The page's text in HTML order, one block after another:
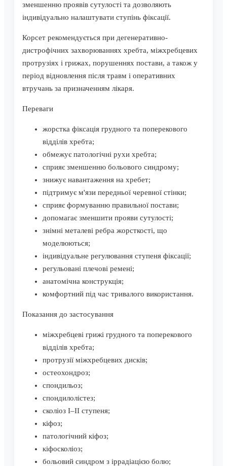
зменшенню проявів сутулості та дозволяють
індивідуально налаштувати ступінь фіксації.
Корсет рекомендується при дегенеративно-
дистрофічних захворюваннях хребта, міжхребцевих
протрузіях і грижах, порушеннях постави, а також у
період відновлення після травм і оперативних
втручань за призначенням лікаря.
Переваги
жорстка фіксація грудного та поперекового
відділів хребта;
обмежує патологічні рухи хребта;
сприяє зменшенню больового синдрому;
знижує навантаження на хребет;
підтримує м'язи передньої черевної стінки;
сприяє формуванню правильної постави;
допомагає зменшити прояви сутулості;
знімні металеві ребра жорсткості, що
моделюються;
індивідуальне регулювання ступеня фіксації;
регульовані плечові ремені;
анатомічна конструкція;
комфортний під час тривалого використання.
Показання до застосування
міжхребцеві грижі грудного та поперекового
відділів хребта;
протрузії міжхребцевих дисків;
остеохондроз;
спондильоз;
спондилолістез;
сколіоз I–II ступеня;
кіфоз;
патологічний кіфоз;
кіфосколіоз;
больовий синдром з іррадіацією болю;